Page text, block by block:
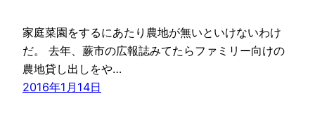
家庭菜園をするにあたり農地が無いといけないわけ
だ。 去年、蕨市の広報誌みてたらファミリー向けの
農地貸し出しをや…
2016年1月14日